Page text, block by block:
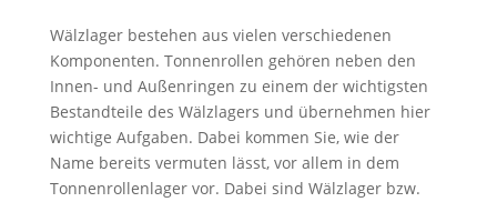
Wälzlager bestehen aus vielen verschiedenen
Komponenten. Tonnenrollen gehören neben den
Innen- und Außenringen zu einem der wichtigsten
Bestandteile des Wälzlagers und übernehmen hier
wichtige Aufgaben. Dabei kommen Sie, wie der
Name bereits vermuten lässt, vor allem in dem
Tonnenrollenlager vor. Dabei sind Wälzlager bzw.